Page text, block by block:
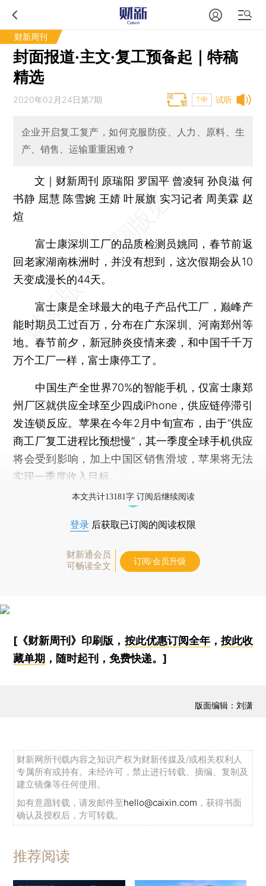
财新周刊
封面报道·主文·复工预备起｜特稿
精选
试听
2020年02月24日第7期 T中
企业开启复工复产，如何克服防疫、人力、原料、生
产、销售、运输重重困难？
文｜财新周刊 原瑞阳 罗国平 曾凌轲 孙良滋 何
书静 屈慧 陈雪婉 王婧 叶展旗 实习记者 周美霖 赵
煊
富士康深圳工厂的品质检测员姚同，春节前返
回老家湖南株洲时，并没有想到，这次假期会从10
天变成漫长的44天。
富士康是全球最大的电子产品代工厂，巅峰产
能时期员工过百万，分布在广东深圳、河南郑州等
地。春节前夕，新冠肺炎疫情来袭，和中国千千万
万个工厂一样，富士康停工了。
中国生产全世界70%的智能手机，仅富士康郑
州厂区就供应全球至少四成iPhone，供应链停滞引
发连锁反应。苹果在今年2月中旬宣布，由于“供应
商工厂复工进程比预想慢”，其一季度全球手机供应
将会受到影响，加上中国区销售滑坡，苹果将无法
实现一季度收入目标。
本文共计13181字 订阅后继续阅读
登录 后获取已订阅的阅读权限
财新通会员
可畅读全文
订阅/会员升级
[《财新周刊》印刷版， 按此优惠订阅全年， 按此收
藏单期 ，随时起刊，免费快递。]
版面编辑：刘潇
财新网所刊载内容之知识产权为财新传媒及/或相关权利人
专属所有或持有。未经许可，禁止进行转载、摘编、复制及
建立镜像等任何使用。
如有意愿转载，请发邮件至hello@caixin.com ，获得书面
确认及授权后，方可转载。
推荐阅读